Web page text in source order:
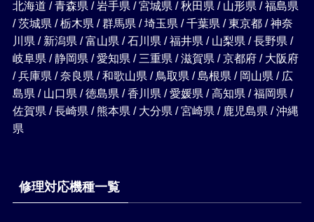
北海道 / 青森県 / 岩手県 / 宮城県 / 秋田県 / 山形県 / 福島県
/ 茨城県 / 栃木県 / 群馬県 / 埼玉県 / 千葉県 / 東京都 / 神奈
川県 / 新潟県 / 富山県 / 石川県 / 福井県 / 山梨県 / 長野県 /
岐阜県 / 静岡県 / 愛知県 / 三重県 / 滋賀県 / 京都府 / 大阪府
/ 兵庫県 / 奈良県 / 和歌山県 / 鳥取県 / 島根県 / 岡山県 / 広
島県 / 山口県 / 徳島県 / 香川県 / 愛媛県 / 高知県 / 福岡県 /
佐賀県 / 長崎県 / 熊本県 / 大分県 / 宮崎県 / 鹿児島県 / 沖縄
県
修理対応機種一覧